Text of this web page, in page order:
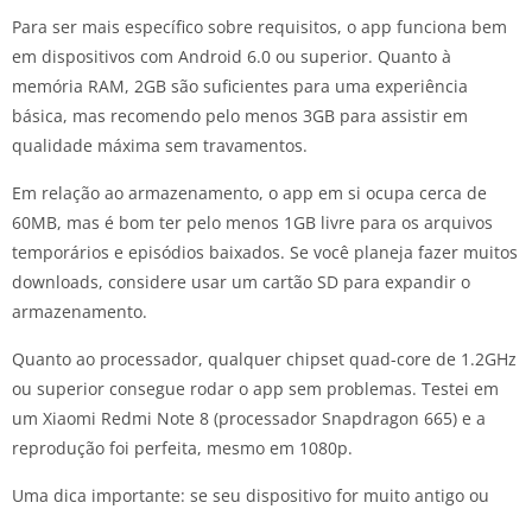
Para ser mais específico sobre requisitos, o app funciona bem
em dispositivos com Android 6.0 ou superior. Quanto à
memória RAM, 2GB são suficientes para uma experiência
básica, mas recomendo pelo menos 3GB para assistir em
qualidade máxima sem travamentos.
Em relação ao armazenamento, o app em si ocupa cerca de
60MB, mas é bom ter pelo menos 1GB livre para os arquivos
temporários e episódios baixados. Se você planeja fazer muitos
downloads, considere usar um cartão SD para expandir o
armazenamento.
Quanto ao processador, qualquer chipset quad-core de 1.2GHz
ou superior consegue rodar o app sem problemas. Testei em
um Xiaomi Redmi Note 8 (processador Snapdragon 665) e a
reprodução foi perfeita, mesmo em 1080p.
Uma dica importante: se seu dispositivo for muito antigo ou